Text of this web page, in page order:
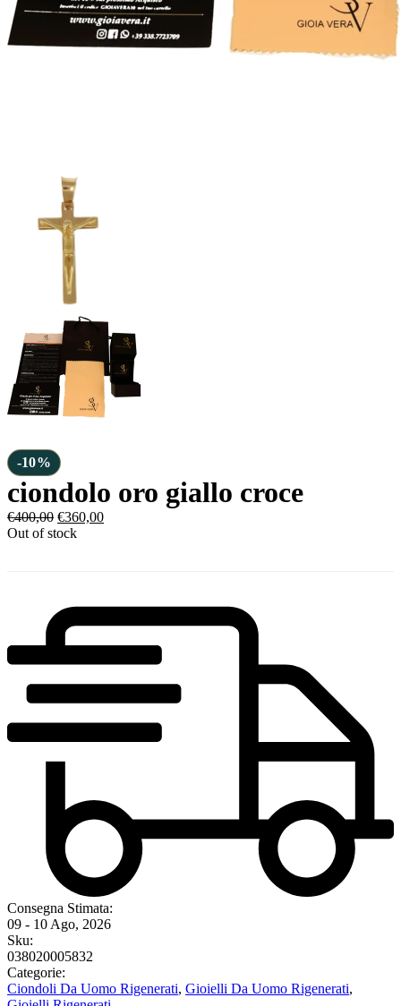
-10%
ciondolo oro giallo croce
€400,00 €360,00
Out of stock
Consegna Stimata:
09 - 10 Ago, 2026
Sku:
038020005832
Categorie:
Ciondoli Da Uomo Rigenerati, Gioielli Da Uomo Rigenerati,